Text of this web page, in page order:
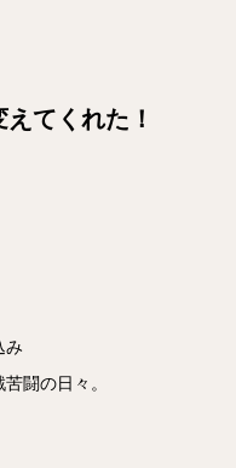
てくれた！
み
闘の日々。